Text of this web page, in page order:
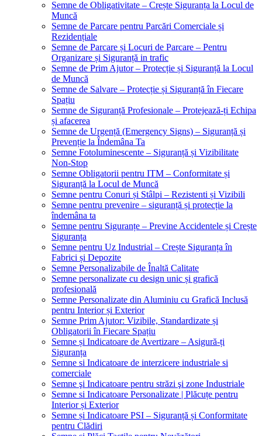
Semne de Obligativitate – Crește Siguranța la Locul de
Muncă
Semne de Parcare pentru Parcări Comerciale și
Rezidențiale
Semne de Parcare și Locuri de Parcare – Pentru
Organizare și Siguranță in trafic
Semne de Prim Ajutor – Protecție și Siguranță la Locul
de Muncă
Semne de Salvare – Protecție și Siguranță în Fiecare
Spațiu
Semne de Siguranță Profesionale – Protejează-ți Echipa
și afacerea
Semne de Urgență (Emergency Signs) – Siguranță și
Prevenție la Îndemâna Ta
Semne Fotoluminescente – Siguranță și Vizibilitate
Non-Stop
Semne Obligatorii pentru ITM – Conformitate și
Siguranță la Locul de Muncă
Semne pentru Conuri și Stâlpi – Rezistenti și Vizibili
Semne pentru prevenire – siguranță și protecție la
îndemâna ta
Semne pentru Siguranțe – Previne Accidentele și Crește
Siguranța
Semne pentru Uz Industrial – Crește Siguranța în
Fabrici și Depozite
Semne Personalizabile de Înaltă Calitate
Semne personalizate cu design unic și grafică
profesională
Semne Personalizate din Aluminiu cu Grafică Inclusă
pentru Interior și Exterior
Semne Prim Ajutor: Vizibile, Standardizate și
Obligatorii în Fiecare Spațiu
Semne și Indicatoare de Avertizare – Asigură-ți
Siguranța
Semne si Indicatoare de interzicere industriale si
comerciale
Semne şi Indicatoare pentru străzi şi zone Industriale
Semne si Indicatoare Personalizate | Plăcuțe pentru
Interior și Exterior
Semne și Indicatoare PSI – Siguranță și Conformitate
pentru Clădiri